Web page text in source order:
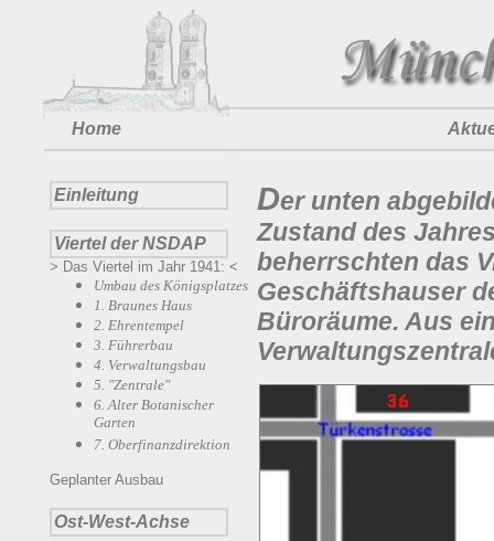
Home
Einleitung
Viertel der NSDAP
> Das Viertel im Jahr 1941: <
Umbau des Königsplatzes
1. Braunes Haus
2. Ehrentempel
3. Führerbau
4. Verwaltungsbau
5. "Zentrale"
6. Alter Botanischer
Garten
7. Oberfinanzdirektion
Geplanter Ausbau
Ost-West-Achse
Der unten
Zustand des
beherrschten das
Geschäftshauser
Büroräume. Aus